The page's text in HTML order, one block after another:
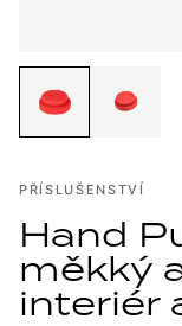
PŘÍSLUŠENSTVÍ
Hand
měkký
interiér